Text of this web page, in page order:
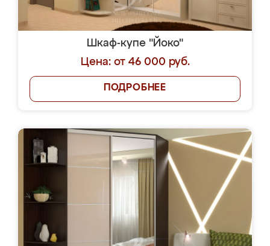
Шкаф-купе "Йоко"
Цена: от 46 000 руб.
ПОДРОБНЕЕ